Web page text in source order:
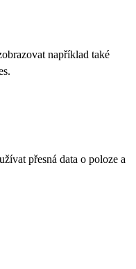
například také
.
přesná data o poloze a